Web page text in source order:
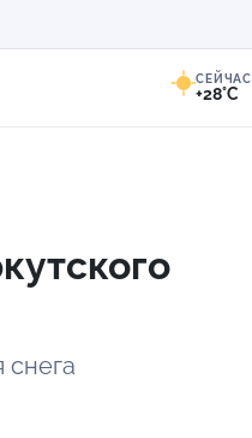
СЕЙЧАС
+28°C
снега